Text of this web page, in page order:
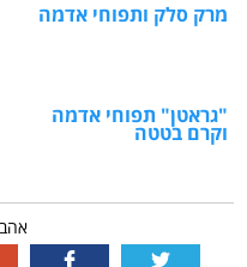
מרק סלק ותפוחי אדמה
"גראטן" תפוחי אדמה
וקרם בטטה